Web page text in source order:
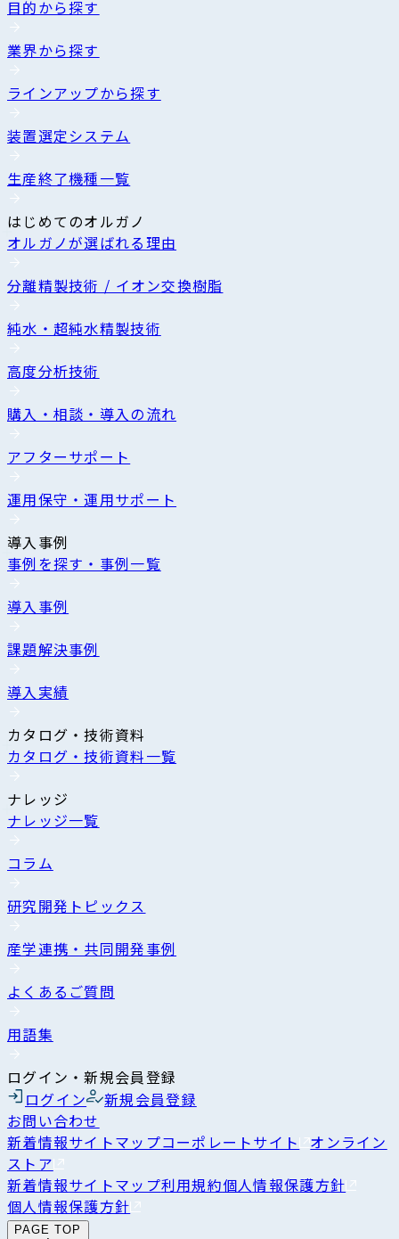
目的から探す
業界から探す
ラインアップから探す
装置選定システム
生産終了機種一覧
はじめてのオルガノ
オルガノが選ばれる理由
分離精製技術 / イオン交換樹脂
純水・超純水精製技術
高度分析技術
購入・相談・導入の流れ
アフターサポート
運用保守・運用サポート
導入事例
事例を探す・事例一覧
導入事例
課題解決事例
導入実績
カタログ・技術資料
カタログ・技術資料一覧
ナレッジ
ナレッジ一覧
コラム
研究開発トピックス
産学連携・共同開発事例
よくあるご質問
用語集
ログイン・新規会員登録
ログイン
新規会員登録
お問い合わせ
新着情報サイトマップコーポレートサイト オンライン
ストア
新着情報サイトマップ利用規約個人情報保護方針
個人情報保護方針
PAGE TOP